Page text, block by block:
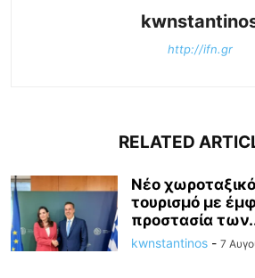
http://ifn.gr
RELATED
Νέο χωροταξικό
τουρισμό με
προστασία
kwnstantinos - 7